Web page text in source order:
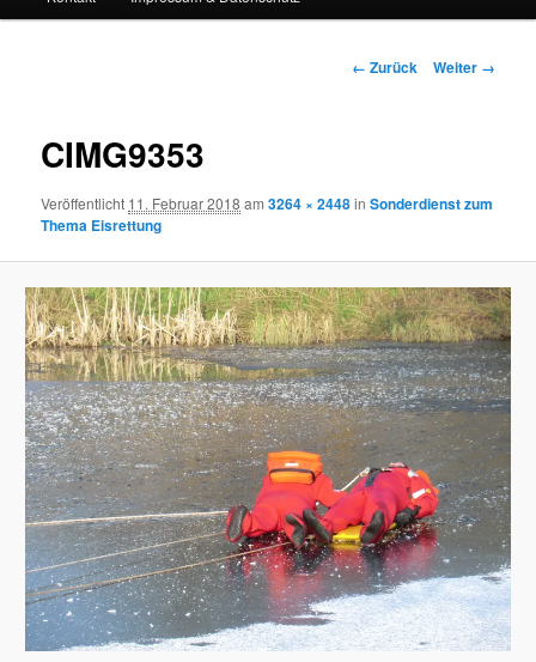
Bilder-
← Zurück Weiter →
CIMG9353
Veröffentlicht 11. Februar 2018 am3264 × 2448inSonderdienst zum
Thema Eisrettung